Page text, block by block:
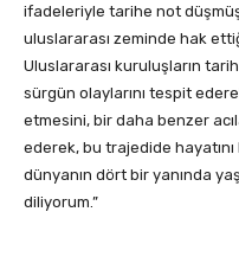
ifadeleriyle tarihe not
uluslararası zeminde hak
Uluslararası kuruluşların
sürgün olaylarını tespit
etmesini, bir daha benzer
ederek, bu trajedide
dünyanın dört bir yanında
diliyorum.”